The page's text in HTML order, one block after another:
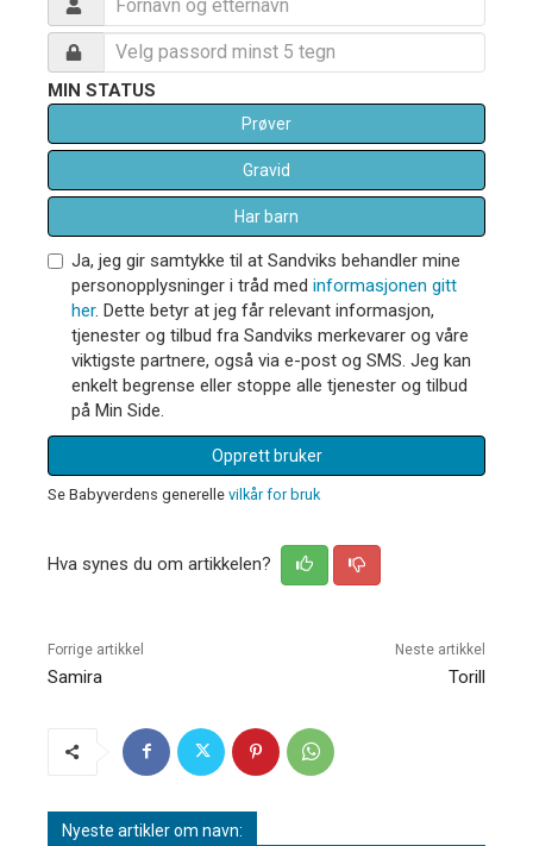
MIN STATUS
Prøver
Gravid
Har barn
Ja, jeg gir samtykke til at Sandviks behandler mine
personopplysninger i tråd med informasjonen gitt
her. Dette betyr at jeg får relevant informasjon,
tjenester og tilbud fra Sandviks merkevarer og våre
viktigste partnere, også via e-post og SMS. Jeg kan
enkelt begrense eller stoppe alle tjenester og tilbud
på Min Side.
Opprett bruker
Se Babyverdens generelle vilkår for bruk
Hva synes du om artikkelen?
Forrige artikkel
Samira
Neste artikkel
Torill
Nyeste artikler om navn: